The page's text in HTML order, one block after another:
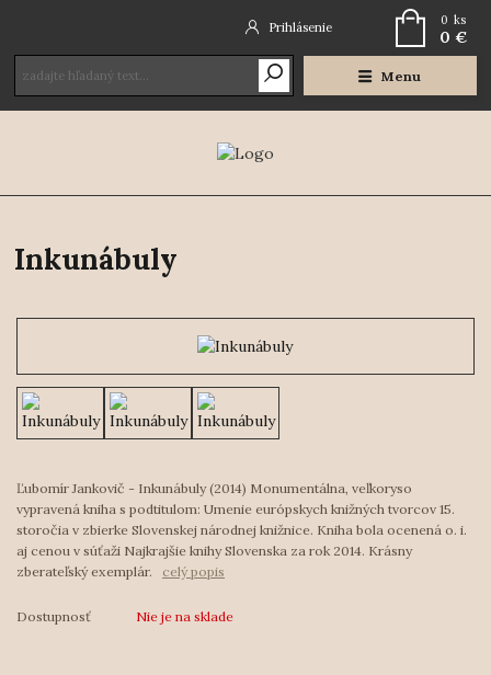
Menu
Prihlásenie 0 ks
0 €
Inkunábuly
Ľubomír Jankovič - Inkunábuly (2014) Monumentálna, veľkoryso
vypravená kniha s podtitulom: Umenie európskych knižných tvorcov 15.
storočia v zbierke Slovenskej národnej knižnice. Kniha bola ocenená o. i.
aj cenou v súťaži Najkrajšie knihy Slovenska za rok 2014. Krásny
zberateľský exemplár. celý popis
Dostupnosť Nie je na sklade